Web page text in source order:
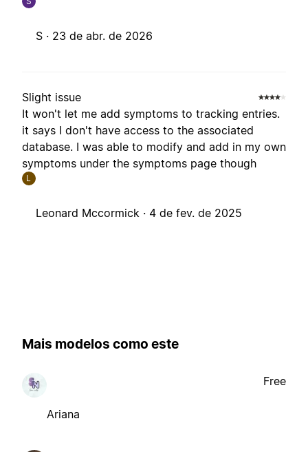
S · 23 de abr. de 2026
Slight issue
It won't let me add symptoms to tracking entries.
it says I don't have access to the associated
database. I was able to modify and add in my own
symptoms under the symptoms page though
L
Leonard Mccormick · 4 de fev. de 2025
Mais modelos como este
Ariana
Free